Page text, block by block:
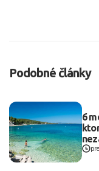
Podobné články
6